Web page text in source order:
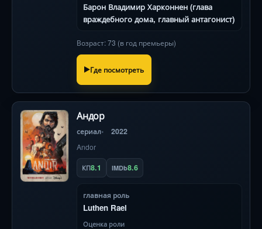
Барон Владимир Харконнен (глава
враждебного дома, главный антагонист)
Возраст: 73 (в год премьеры)
Где посмотреть
Андор
сериал 2022
Andor
КП8.1 IMDb8.6
главная роль
Luthen Rael
Оценка роли